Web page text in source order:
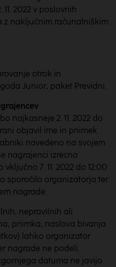
2022 v poslovnih
z naključnim računalniškim
otrok in
Junior, paket Previdni.
najkasneje 2. 11. 2022 do
objavil ime in priimek
navedeno na svojem
nagrajenci izrecno
7. 11. 2022 do 12:00
sporočilo organizatorja ter
nagrade.
nepravilnih ali
priimka, naslova bivanja
lahko organizator
nagrade ne podeli.
datuma ne javijo